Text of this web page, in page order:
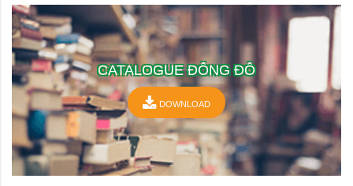
CATALOGUE ĐÔNG ĐÔ
DOWNLOAD